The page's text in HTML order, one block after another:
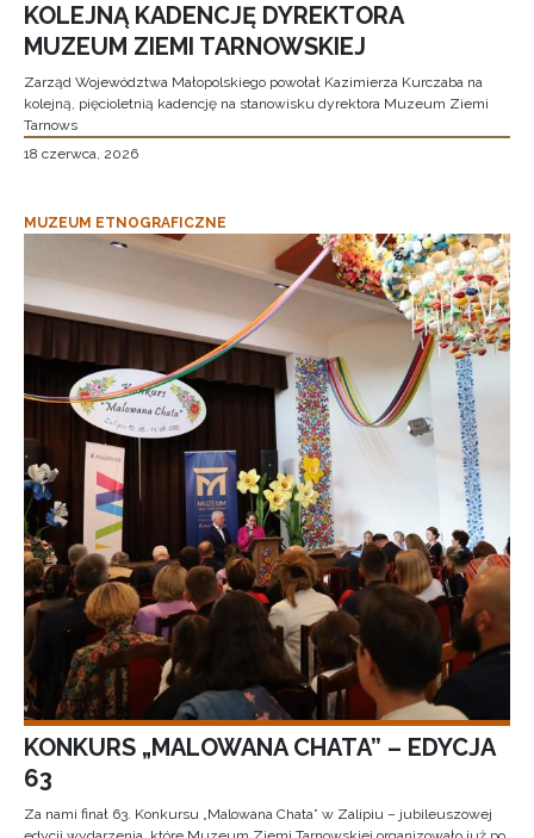
KOLEJNĄ KADENCJĘ DYREKTORA
MUZEUM ZIEMI TARNOWSKIEJ
Zarząd Województwa Małopolskiego powołał Kazimierza Kurczaba na
kolejną, pięcioletnią kadencję na stanowisku dyrektora Muzeum Ziemi
Tarnows
18 czerwca, 2026
MUZEUM ETNOGRAFICZNE
KONKURS „MALOWANA CHATA” – EDYCJA
63
Za nami finał 63. Konkursu „Malowana Chata” w Zalipiu – jubileuszowej